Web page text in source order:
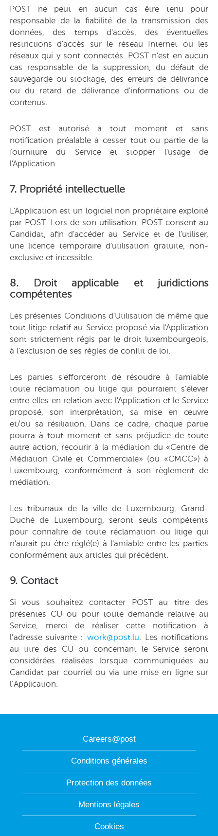
POST ne peut en aucun cas être tenu pour
responsable de la fiabilité de la transmission des
données, des temps d'accès, des éventuelles
restrictions d'accès sur le réseau Internet ou les
réseaux qui y sont connectés. POST n'est en aucun
cas responsable de la suppression, du défaut de
sauvegarde ou stockage, des erreurs de délivrance
ou du retard de délivrance d'informations ou de
contenus.
POST est autorisé à tout moment et sans
notification préalable à cesser tout ou partie de la
fourniture du Service et stopper l'usage de
l'Application.
7. Propriété intellectuelle
L'Application est un logiciel non propriétaire exploité
par POST. Lors de son utilisation, POST consent au
Candidat, afin d'accéder au Service et de l'utiliser,
une licence temporaire d'utilisation gratuite, non-
exclusive et incessible.
8. Droit applicable et juridictions
compétentes
Les présentes Conditions d'Utilisation de même que
tout litige relatif au Service proposé via l'Application
sont strictement régis par le droit luxembourgeois,
à l'exclusion de ses règles de conflit de loi.
Les parties s'efforceront de résoudre à l'amiable
toute réclamation ou litige qui pourraient s'élever
entre elles en relation avec l'Application et le Service
proposé, son interprétation, sa mise en œuvre
et/ou sa résiliation. Dans ce cadre, chaque partie
pourra à tout moment et sans préjudice de toute
autre action, recourir à la médiation du «Centre de
Médiation Civile et Commerciale» (ou «CMCC») à
Luxembourg, conformément à son règlement de
médiation.
Les tribunaux de la ville de Luxembourg, Grand-
Duché de Luxembourg, seront seuls compétents
pour connaître de toute réclamation ou litige qui
n'aurait pu être réglé(e) à l'amiable entre les parties
conformément aux articles qui précèdent.
9. Contact
Si vous souhaitez contacter POST au titre des
présentes CU ou pour toute demande relative au
Service, merci de réaliser cette notification à
l’adresse suivante : work@post.lu. Les notifications
au titre des CU ou concernant le Service seront
considérées réalisées lorsque communiquées au
Candidat par courriel ou via une mise en ligne sur
l’Application.
Careers@post
Conditions générales
Protection des données
Mentions légales
Cookies